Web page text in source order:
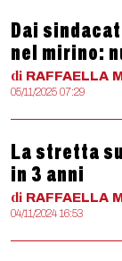
Dai
nel mirino:
di RAFFAELLA
05/11/2025 07:29
La stretta
in 3 anni
di RAFFAELLA
04/11/2024 16:53